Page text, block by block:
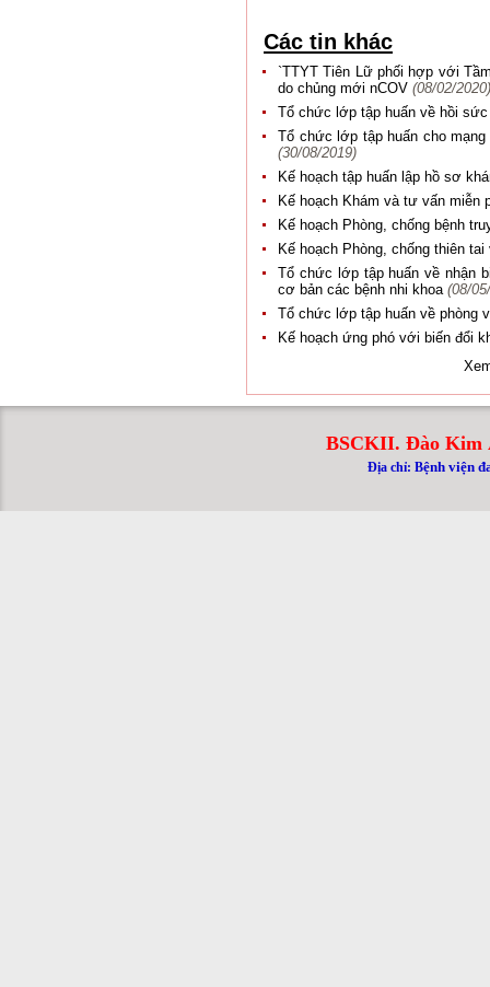
Các tin khác
`TTYT Tiên Lữ phối hợp với
do chủng mới nCOV (08/02/2020)
Tổ chức lớp tập huấn về hồi
Tổ chức lớp tập huấn cho
(30/08/2019)
Kế hoạch tập huấn lập hồ sơ
Kế hoạch Khám và tư vấn
Kế hoạch Phòng, chống bệnh
Kế hoạch Phòng, chống thiên
Tổ chức lớp tập huấn về nhận
cơ bản các bệnh nhi khoa (08/
Tổ chức lớp tập huấn về phòng
Kế hoạch ứng phó với biến đổi
BSCKII. Đào Kim
Địa chỉ: Bệnh viện